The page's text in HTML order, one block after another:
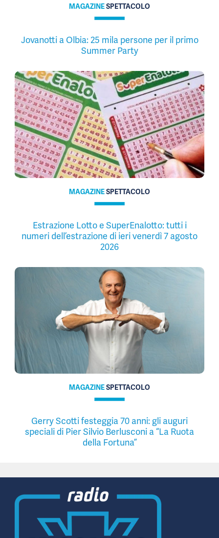
MAGAZINESPETTACOLO
Jovanotti a Olbia: 25 mila persone per il primo
Summer Party
MAGAZINESPETTACOLO
Estrazione Lotto e SuperEnalotto: tutti i
numeri dell’estrazione di ieri venerdì 7 agosto
2026
MAGAZINESPETTACOLO
Gerry Scotti festeggia 70 anni: gli auguri
speciali di Pier Silvio Berlusconi a “La Ruota
della Fortuna”